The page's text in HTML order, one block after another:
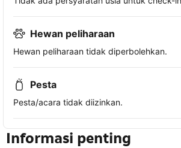
Hewan peliharaan
Hewan peliharaan tidak diperbolehkan.
Pesta
Pesta/acara tidak diizinkan.
Informasi penting